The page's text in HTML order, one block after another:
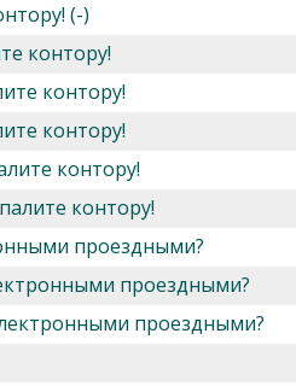
(-)
контору!
контору!
контору!
контору!
контору!
проездными?
проездными?
проездными?